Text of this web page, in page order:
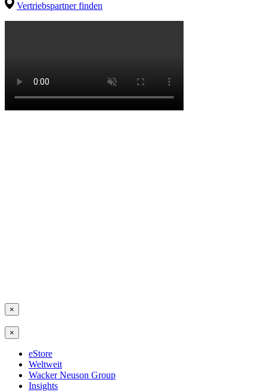
Vertriebspartner finden
×
×
eStore
Weltweit
Wacker Neuson Group
Insights